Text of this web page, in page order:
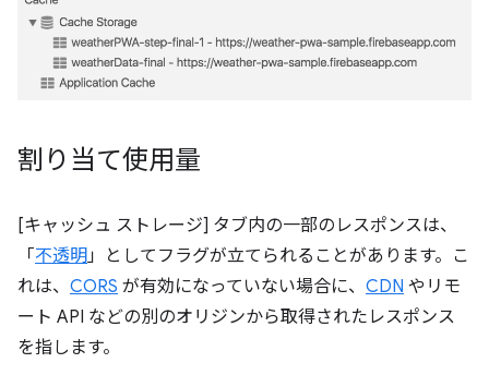
割り当て使用量
[キャッシュ ストレージ] タブ内の一部のレスポンスは、
「 不透明」としてフラグが立てられることがあります。こ
れは、 CORS が有効になっていない場合に、 CDN やリモ
ート API などの別のオリジンから取得されたレスポンス
を指します。